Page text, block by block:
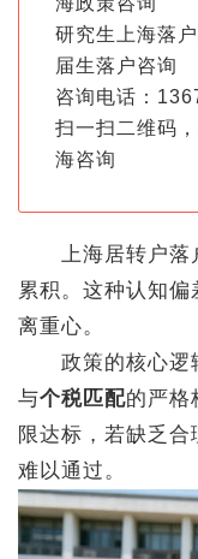
研究生上海落
届生落户咨询
咨询电话：
扫一扫二维码
海咨询
上海居转户落户
累积。这种认知
离重心。
政策的核心逻辑
与个税匹配的严格
限达标，若缺乏
难以通过。